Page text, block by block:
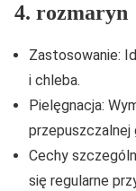
4. rozmaryn
Zastosowanie:
i chleba.
Pielęgnacja:
przepuszczalnej
Cechy
się regularne